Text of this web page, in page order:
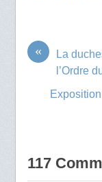
«
La
l’Ordre
117